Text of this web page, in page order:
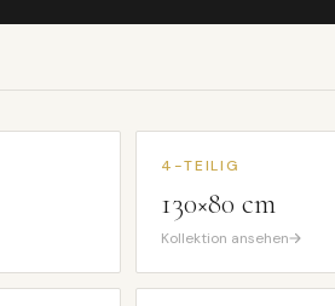
4-TEILIG
130×80 cm
Kollektion ansehen